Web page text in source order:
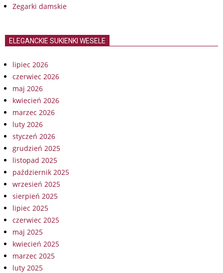
Zegarki damskie
ELEGANCKIE SUKIENKI WESELE
lipiec 2026
czerwiec 2026
maj 2026
kwiecień 2026
marzec 2026
luty 2026
styczeń 2026
grudzień 2025
listopad 2025
październik 2025
wrzesień 2025
sierpień 2025
lipiec 2025
czerwiec 2025
maj 2025
kwiecień 2025
marzec 2025
luty 2025